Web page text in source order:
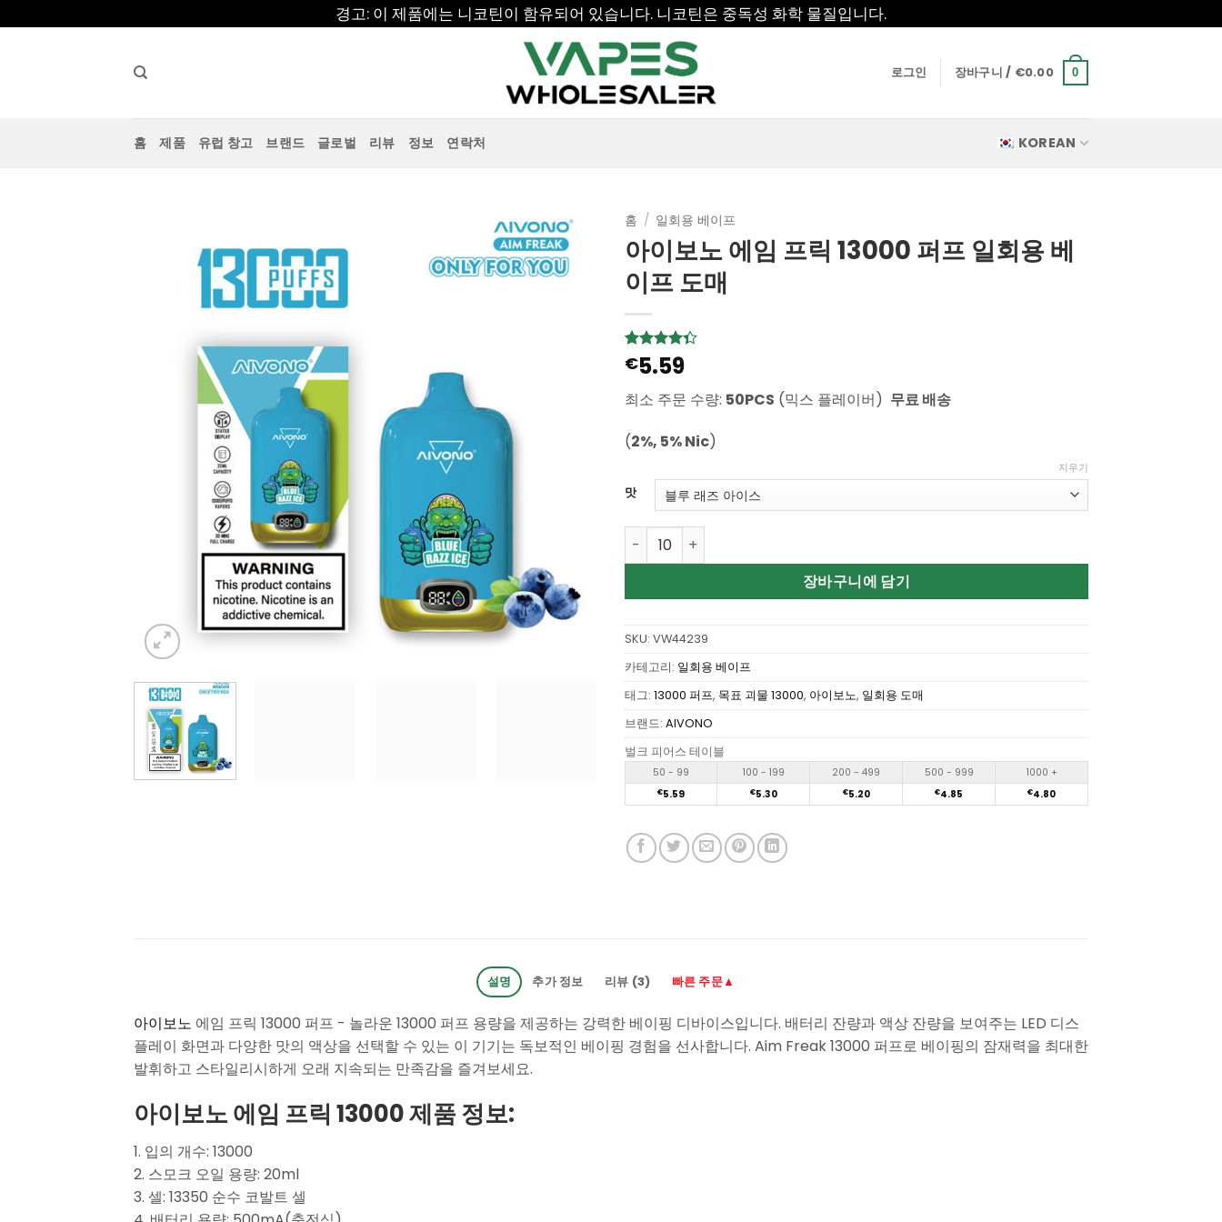
텐
경고: 이 제품에는 니코틴이 함유되어 있습니다. 니코틴은 중독성 화학 물질입니다.
로그인 장바구니 / €0.00 0
홈 제품 유럽 창고 브랜드 글로벌 리뷰 정보 연락처 KOREAN
홈 / 일회용 베이프
아이보노 에임 프릭 13000 퍼프 일회용 베
이프 도매
4.33개의
고객 평
준으로 5
에
3
로 평가
€5.59
최소 주문 수량: 50PCS (믹스 플레이버) 무료 배송
(2%, 5% Nic)
맛
지우기
Aivono Aim Freak 13000 Puffs Disposable Vape Wholesale 수량
장바구니에 담기
SKU: VW44239
카테고리: 일회용 베이프
태그: 13000 퍼프, 목표 괴물 13000, 아이보노, 일회용 도매
브랜드: AIVONO
벌크 피어스 테이블
50 - 99 100 - 199 200 - 499 500 - 999 1000 +
€5.59 €5.30 €5.20 €4.85 €4.80
설명 추가 정보 리뷰 (3) 빠른 주문▲
아이보노 에임 프릭 13000 퍼프 - 놀라운 13000 퍼프 용량을 제공하는 강력한 베이핑 디바이스입니다. 배터리 잔량과 액상 잔량을 보여주는 LED 디스
플레이 화면과 다양한 맛의 액상을 선택할 수 있는 이 기기는 독보적인 베이핑 경험을 선사합니다. Aim Freak 13000 퍼프로 베이핑의 잠재력을 최대한
발휘하고 스타일리시하게 오래 지속되는 만족감을 즐겨보세요.
아이보노 에임 프릭 13000 제품 정보:
1. 입의 개수: 13000
2. 스모크 오일 용량: 20ml
3. 셀: 13350 순수 코발트 셀